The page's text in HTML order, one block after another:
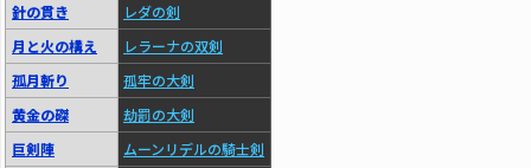
針の貫き
レダの剣
月と火の構え
レラーナの双剣
孤月斬り
孤牢の大剣
黄金の磔
劫罰の大剣
巨剣陣
ムーンリデルの騎士剣